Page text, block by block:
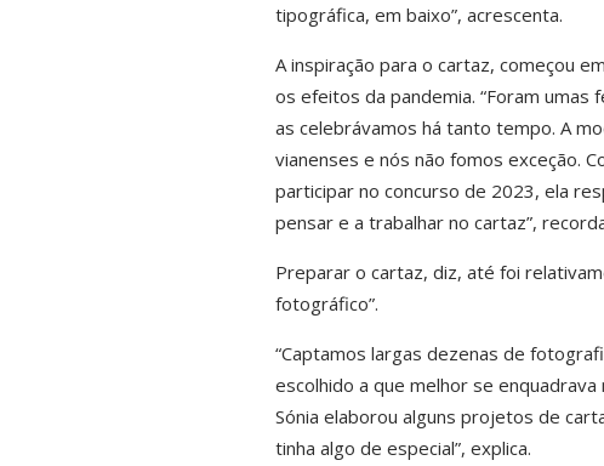
tipográfica, em baixo”, acrescenta.
A inspiração para o cartaz, começou
os efeitos da pandemia. “Foram
as celebrávamos há tanto tempo. A
vianenses e nós não fomos exceção.
participar no concurso de 2023, ela
pensar e a trabalhar no cartaz”,
Preparar o cartaz, diz, até foi
fotográfico”.
“Captamos largas dezenas de
escolhido a que melhor se
Sónia elaborou alguns projetos de
tinha algo de especial”, explica.